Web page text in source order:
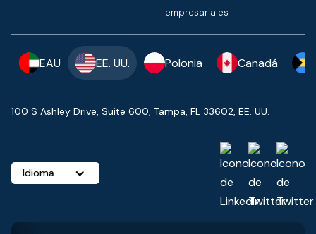
empresariales
EAU EE. UU. Polonia Canadá
100 S Ashley Drive, Suite 600, Tampa, FL 33602, EE. UU.
Idioma